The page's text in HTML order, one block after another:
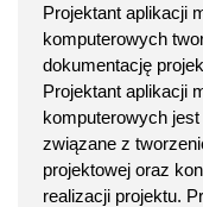
Projektant aplikacji
komputerowych
dokumentację
Projektant aplikacji
komputerowych
związane z
projektowej oraz
realizacji projektu.